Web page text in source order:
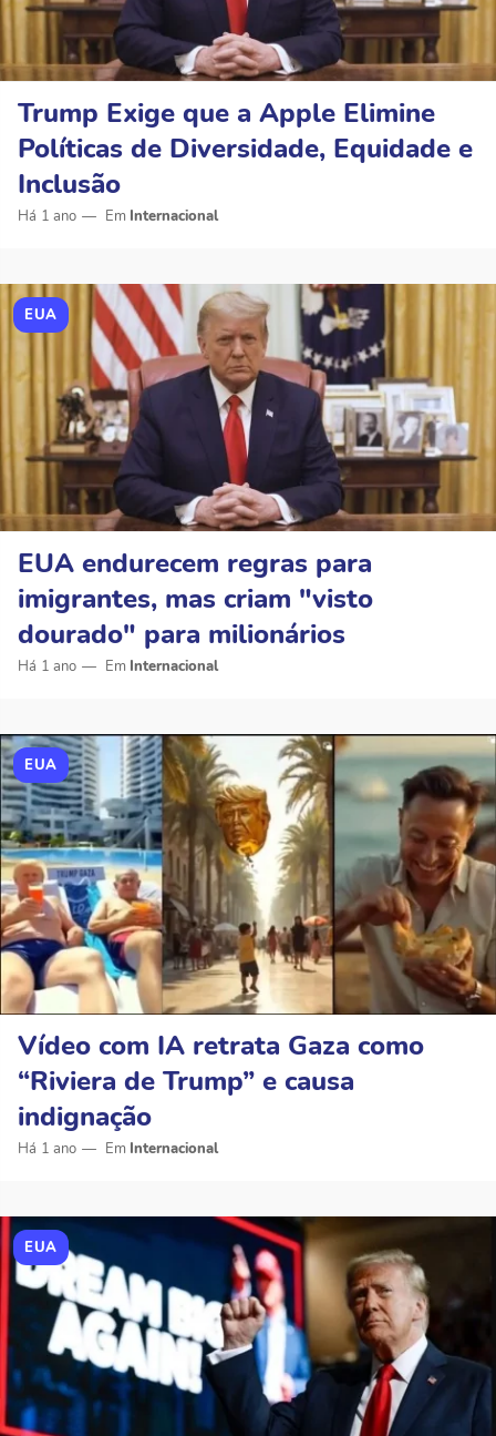
Trump Exige que a Apple Elimine
Políticas de Diversidade, Equidade e
Inclusão
Há 1 ano Internacional
EUA
EUA endurecem regras para
imigrantes, mas criam "visto
dourado" para milionários
Há 1 ano Internacional
EUA
Vídeo com IA retrata Gaza como
“Riviera de Trump” e causa
indignação
Há 1 ano Internacional
EUA